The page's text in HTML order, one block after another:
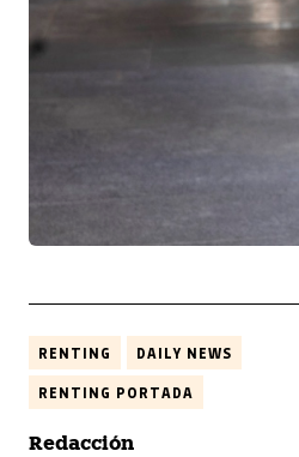
RENTING DAILY NEWS
RENTING PORTADA
Redacción